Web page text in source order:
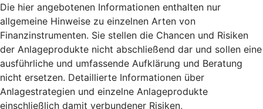
Die hier angebotenen Informationen enthalten nur
allgemeine Hinweise zu einzelnen Arten von
Finanzinstrumenten. Sie stellen die Chancen und Risiken
der Anlageprodukte nicht abschließend dar und sollen eine
ausführliche und umfassende Aufklärung und Beratung
nicht ersetzen. Detaillierte Informationen über
Anlagestrategien und einzelne Anlageprodukte
einschließlich damit verbundener Risiken,